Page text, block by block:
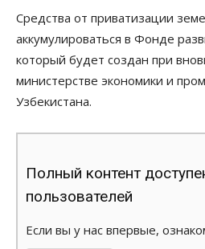
Средства от приватизации
аккумулироваться в Фонде
который будет создан при
министерстве экономики и
Узбекистана.
Полный контент
пользователей
Если вы у нас впервые,